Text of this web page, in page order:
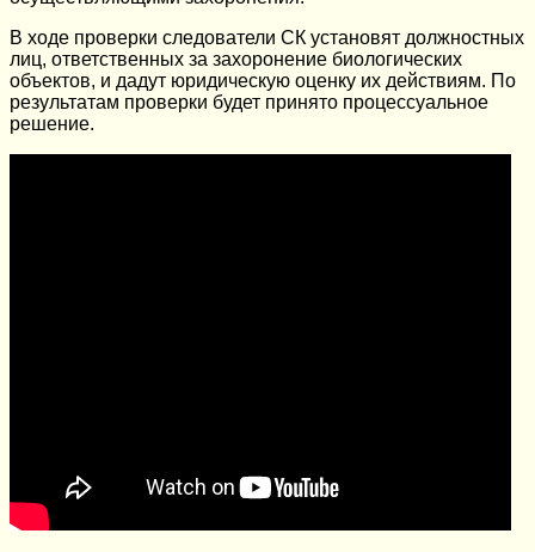
В ходе проверки следователи СК установят должностных
лиц, ответственных за захоронение биологических
объектов, и дадут юридическую оценку их действиям. По
результатам проверки будет принято процессуальное
решение.